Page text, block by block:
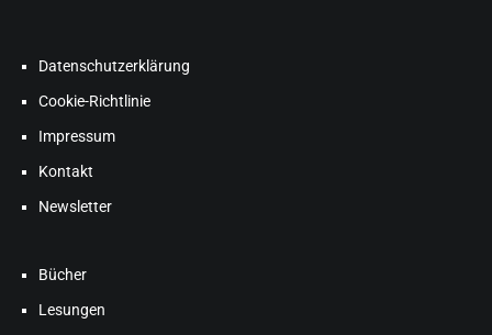
Datenschutzerklärung
Cookie-Richtlinie
Impressum
Kontakt
Newsletter
Bücher
Lesungen